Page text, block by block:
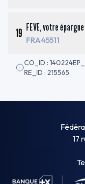
19 FEVE, votre
FRA45511
CO_ID : 140224
RE_ID : 215565
17